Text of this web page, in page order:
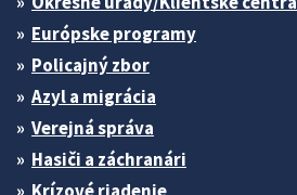
Európske programy
Policajný zbor
Azyl a migrácia
Verejná správa
Hasiči a záchranári